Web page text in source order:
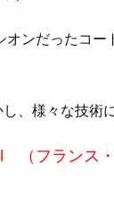
ンだったコ
、様々な技術
フランス